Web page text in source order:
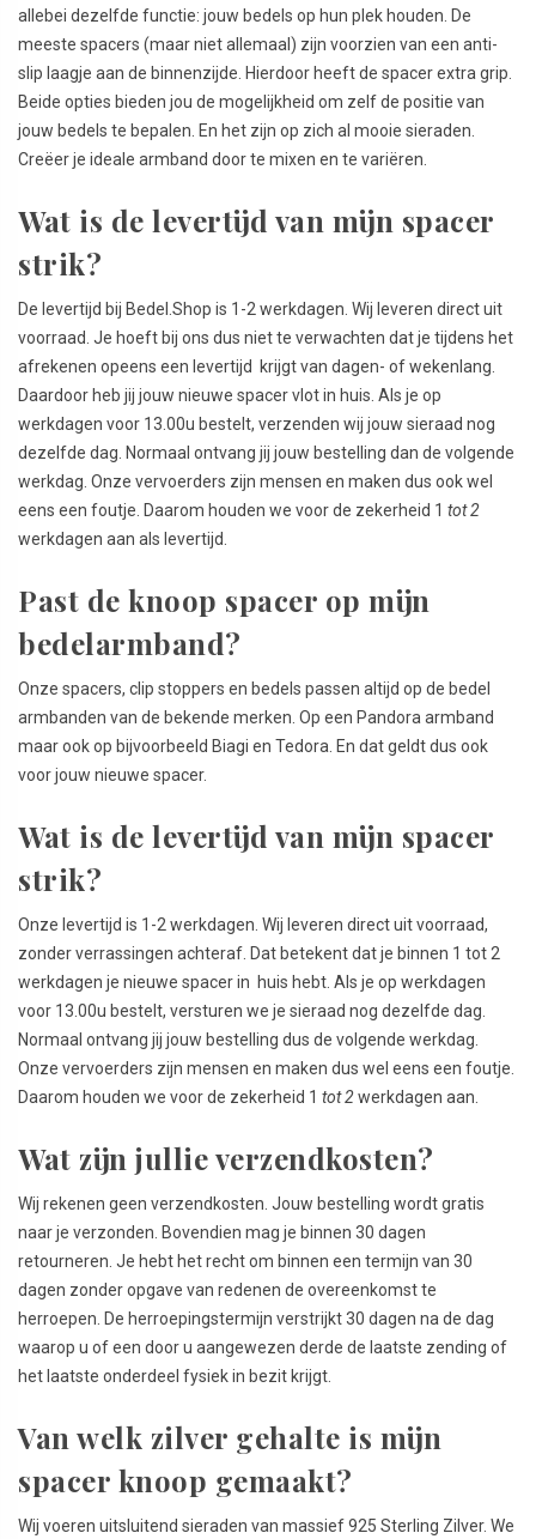
allebei dezelfde functie: jouw bedels op hun plek houden. De
meeste spacers (maar niet allemaal) zijn voorzien van een anti-
slip laagje aan de binnenzijde. Hierdoor heeft de spacer extra grip.
Beide opties bieden jou de mogelijkheid om zelf de positie van
jouw bedels te bepalen. En het zijn op zich al mooie sieraden.
Creëer je ideale armband door te mixen en te variëren.
Wat is de levertijd van mijn spacer
strik?
De levertijd bij Bedel.Shop is 1-2 werkdagen. Wij leveren direct uit
voorraad. Je hoeft bij ons dus niet te verwachten dat je tijdens het
afrekenen opeens een levertijd krijgt van dagen- of wekenlang.
Daardoor heb jij jouw nieuwe spacer vlot in huis. Als je op
werkdagen voor 13.00u bestelt, verzenden wij jouw sieraad nog
dezelfde dag. Normaal ontvang jij jouw bestelling dan de volgende
werkdag. Onze vervoerders zijn mensen en maken dus ook wel
eens een foutje. Daarom houden we voor de zekerheid 1 tot 2
werkdagen aan als levertijd.
Past de knoop spacer op mijn
bedelarmband?
Onze spacers, clip stoppers en bedels passen altijd op de bedel
armbanden van de bekende merken. Op een Pandora armband
maar ook op bijvoorbeeld Biagi en Tedora. En dat geldt dus ook
voor jouw nieuwe spacer.
Wat is de levertijd van mijn spacer
strik?
Onze levertijd is 1-2 werkdagen. Wij leveren direct uit voorraad,
zonder verrassingen achteraf. Dat betekent dat je binnen 1 tot 2
werkdagen je nieuwe spacer in huis hebt. Als je op werkdagen
voor 13.00u bestelt, versturen we je sieraad nog dezelfde dag.
Normaal ontvang jij jouw bestelling dus de volgende werkdag.
Onze vervoerders zijn mensen en maken dus wel eens een foutje.
Daarom houden we voor de zekerheid 1 tot 2werkdagen aan.
Wat zijn jullie verzendkosten?
Wij rekenen geen verzendkosten. Jouw bestelling wordt gratis
naar je verzonden. Bovendien mag je binnen 30 dagen
retourneren. Je hebt het recht om binnen een termijn van 30
dagen zonder opgave van redenen de overeenkomst te
herroepen. De herroepingstermijn verstrijkt 30 dagen na de dag
waarop u of een door u aangewezen derde de laatste zending of
het laatste onderdeel fysiek in bezit krijgt.
Van welk zilver gehalte is mijn
spacer knoop gemaakt?
Wij voeren uitsluitend sieraden van massief 925 Sterling Zilver. We